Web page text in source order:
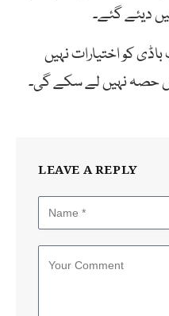
دیئے گئے۔
کو اختیارات نہیں
حصہ نہیں لے سکے گی۔
LEAVE A REPLY